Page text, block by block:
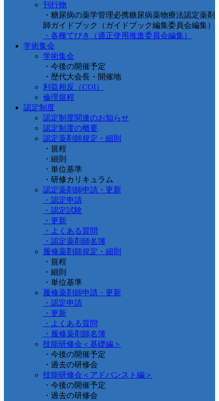
刊行物
・糖尿病の薬学管理必携糖尿病薬物療法認定薬剤
師ガイドブック（ガイドブック編集委員会編集）
・各種てびき（適正使用推進委員会編集）
学術集会
学術集会
・今後の開催予定
・歴代大会長・開催地
利益相反（COI）
倫理規程
認定制度
認定制度関連のお知らせ
認定制度の概要
認定薬剤師規定・細則
・規程
・細則
・単位基準
・研修カリキュラム
認定薬剤師申請・更新
・認定申請
・認定試験
・更新
・よくある質問
・認定薬剤師名簿
履修薬剤師規定・細則
・規程
・細則
・単位基準
履修薬剤師申請・更新
・認定申請
・更新
・よくある質問
・履修薬剤師名簿
技能研修会＜基礎編＞
・今後の開催予定
・過去の研修会
技能研修会＜アドバンスト編＞
・今後の開催予定
・過去の研修会